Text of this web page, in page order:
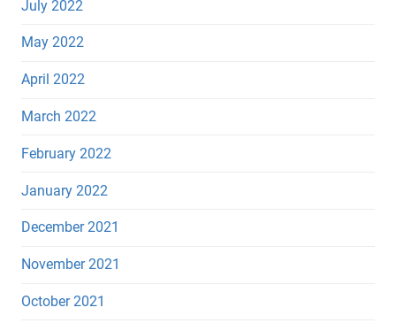
July 2022
May 2022
April 2022
March 2022
February 2022
January 2022
December 2021
November 2021
October 2021